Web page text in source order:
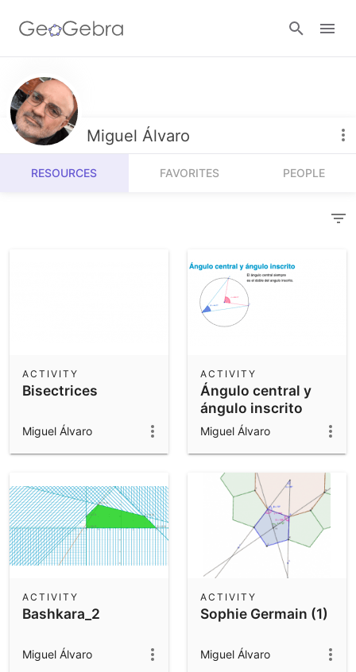
Resources
Number Sense
Algebra
Community Resources
Calculators
App Downloads
Miguel Álvaro
RESOURCES FAVORITES PEOPLE
Bisectrices
ACTIVITY
Miguel Álvaro
Ángulo central y
ángulo inscrito
ACTIVITY
Miguel Álvaro
Bashkara_2
ACTIVITY
Miguel Álvaro
Sophie Germain (1)
ACTIVITY
Miguel Álvaro